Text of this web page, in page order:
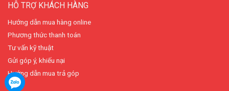
HỖ TRỢ KHÁCH HÀNG
Hướng dẫn mua hàng online
Phương thức thanh toán
Tư vấn kỹ thuật
Gửi góp ý, khiếu nại
Hướng dẫn mua trả góp